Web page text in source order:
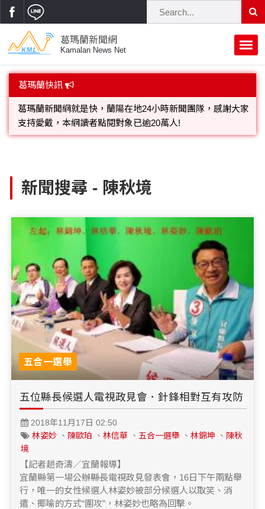
葛瑪蘭新聞網
Kamalan News Net
首頁
蘭陽大代誌
街坊大小事
交通警消
校園動態
原住民動態
軍事新聞
黨政新聞
總統大選
議員民代選舉
鄉鎮長村里長選舉
五合一選舉
溫馨關懷
溫馨關懷
民俗薪傳
藝文展覽
專題講座
話說文史
水色流光映城東～名家齊聚展藝風
時尚你我他
休閒旅遊
時尚行業
美食料理
景點介紹
醫療養生
醫藥新訊
衞生保健
【博愛醫療公益服務隊】專欄
產業科技
科技新知
產業招商
求職徵才
財經稅務
農林漁牧
我要爆料
網友爆料
檢舉投訴
活動專頁
讀者投稿
全國運動會
宜蘭國際童玩節
宜蘭綠色博覽會
運動賽事
葛瑪蘭快訊
葛瑪蘭新聞網就是快，蘭陽在地24小時新聞團隊，感謝大家
支持愛戴，本網讀者點閱對象已逾20萬人!
新聞搜尋 - 陳秋境
五合一選舉
五位縣長候選人電視政見會．針鋒相對互有攻防
2018年11月17日 02:50
林姿妙 、 陳歐珀 、 林信華 、 五合一選舉 、 林錦坤 、 陳秋
境
【記者趙奇濤／宜蘭報導】
宜蘭縣第一場公辦縣長電視政見發表會，16日下午兩點舉
行，唯一的女性候選人林姿妙被部分候選人以取笑、消
遣、揶喻的方式“圍攻”，林姿妙也略為回擊。